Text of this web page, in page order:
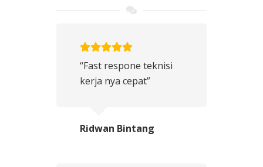
“Fast respone teknisi
kerja nya cepat”
Ridwan Bintang